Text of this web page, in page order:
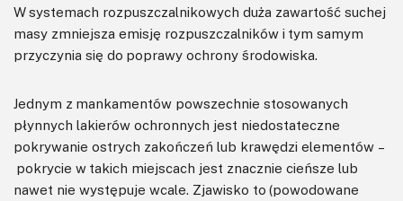
W systemach rozpuszczalnikowych duża zawartość suchej
masy zmniejsza emisję rozpuszczalników i tym samym
przyczynia się do poprawy ochrony środowiska.
Jednym z mankamentów powszechnie stosowanych
płynnych lakierów ochronnych jest niedostateczne
pokrywanie ostrych zakończeń lub krawędzi elementów –
pokrycie w takich miejscach jest znacznie cieńsze lub
nawet nie występuje wcale. Zjawisko to (powodowane